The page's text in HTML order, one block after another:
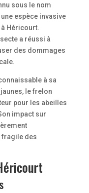
sous le nom
espèce invasive
Héricourt.
a réussi à
des dommages
à sa
le frelon
pour les abeilles
impact sur
fragile des